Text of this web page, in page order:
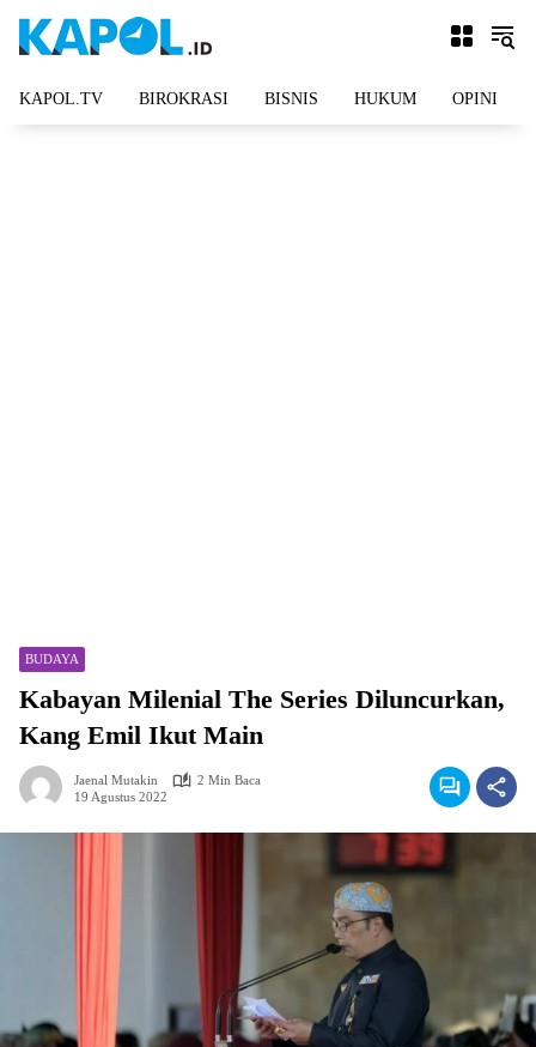
KAPOL.TV BIROKRASI BISNIS HUKUM OPINI
BUDAYA
Kabayan Milenial The Series Diluncurkan,
Kang Emil Ikut Main
Jaenal Mutakin
2 Min Baca
19 Agustus 2022